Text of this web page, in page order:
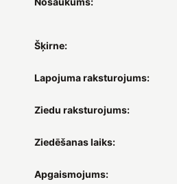
Šķirne:
Lapojuma raksturojums:
Ziedu raksturojums:
Ziedēšanas laiks:
Apgaismojums: